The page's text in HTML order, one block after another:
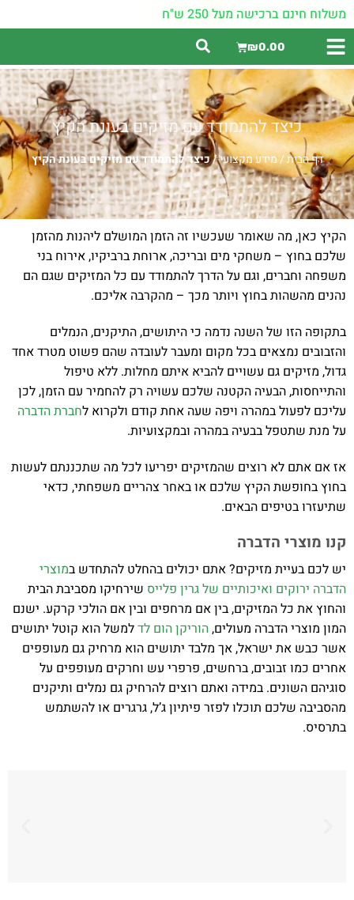
משלוח חינם ברכישה מעל 250 ש"ח
₪0.00
כיצד להתמודד עם מזיקים בעונת הקיץ
דף הבית/מידע מקצועי/כיצד להתמודד עם מזיקים בעונת הקיץ
הקיץ כאן, מה שאומר שעכשיו זה הזמן המושלם ליהנות מהזמן
שלכם בחוץ – משחקי מים ובריכה, ארוחת ברביקיו, אירוח בני
משפחה וחברים, וגם על הדרך להתמודד עם כל המזיקים שגם הם
נהנים מהשהות בחוץ ויותר מכך – מהקרבה אליכם.
בתקופה הזו של השנה נדמה כי היתושים, התיקנים, הנמלים
והזבובים נמצאים בכל מקום ומעבר לעובדה שהם פשוט מטרד אחד
גדול, מזיקים גם עשויים להביא איתם מחלות. ללא טיפול
והתייחסות, הבעיה הקטנה שלכם עשויה רק להחמיר עם הזמן, לכן
עליכם לפעול במהרה ויפה שעה אחת קודם ולקרוא לחברת הדברה
על מנת שתטפל בבעיה במהרה ובמקצועיות.
אז אם אתם לא רוצים שהמזיקים יפריעו לכל מה שתכננתם לעשות
בחוץ בחופשת הקיץ שלכם או באחר צהריים משפחתי, כדאי
שתיעזרו בטיפים הבאים.
קנו מוצרי הדברה
יש לכם בעיית מזיקים? אתם יכולים בהחלט להתחדש במוצרי
הדברה ירוקים ואיכותיים של גרין פלייס שירחיקו מסביבת הבית
והחוץ את כל המזיקים, בין אם מרחפים ובין אם הולכי קרקע. ישנם
המון מוצרי הדברה מעולים,הוריקן הום לדלמשל הוא קוטל יתושים
אשר כבש את ישראל, אך מלבד יתושים הוא מרחיק גם מעופפים
אחרים כמו זבובים, ברחשים, פרפרי עש וחרקים מעופפים על
סוגיהם השונים. במידה ואתם רוצים להרחיק גם נמלים ותיקנים
מהסביבה שלכם תוכלו לפזר פיתיון ג’ל, גרגרים או להשתמש
בתרסיס.